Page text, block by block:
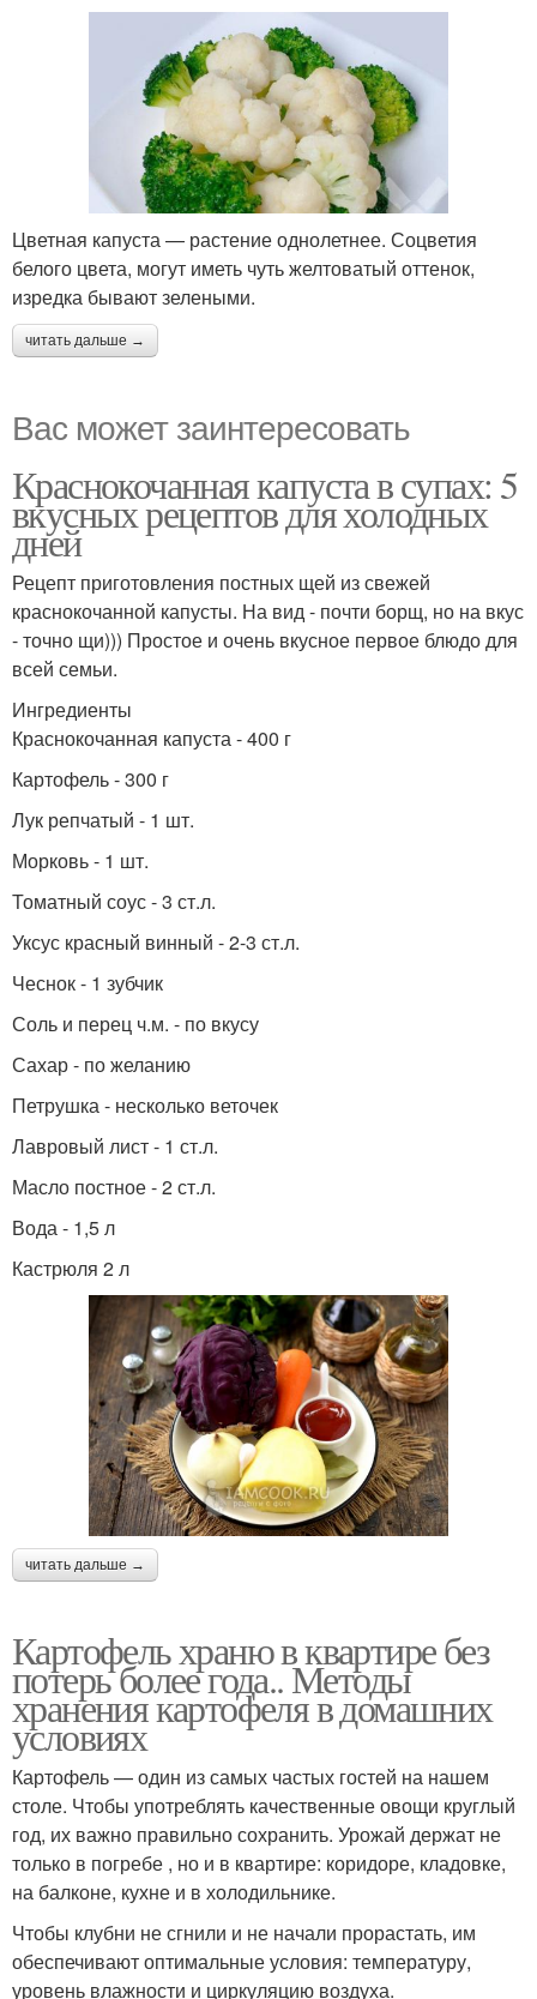
Цветная капуста — растение однолетнее. Соцветия
белого цвета, могут иметь чуть желтоватый оттенок,
изредка бывают зелеными.
читать дальше →
Вас может заинтересовать
Краснокочанная капуста в супах: 5
вкусных рецептов для холодных
дней
Рецепт приготовления постных щей из свежей
краснокочанной капусты. На вид - почти борщ, но на вкус
- точно щи))) Простое и очень вкусное первое блюдо для
всей семьи.
Ингредиенты
Краснокочанная капуста - 400 г
Картофель - 300 г
Лук репчатый - 1 шт.
Морковь - 1 шт.
Томатный соус - 3 ст.л.
Уксус красный винный - 2-3 ст.л.
Чеснок - 1 зубчик
Соль и перец ч.м. - по вкусу
Сахар - по желанию
Петрушка - несколько веточек
Лавровый лист - 1 ст.л.
Масло постное - 2 ст.л.
Вода - 1,5 л
Кастрюля 2 л
читать дальше →
Картофель храню в квартире без
потерь более года.. Методы
хранения картофеля в домашних
условиях
Картофель — один из самых частых гостей на нашем
столе. Чтобы употреблять качественные овощи круглый
год, их важно правильно сохранить. Урожай держат не
только в погребе , но и в квартире: коридоре, кладовке,
на балконе, кухне и в холодильнике.
Чтобы клубни не сгнили и не начали прорастать, им
обеспечивают оптимальные условия: температуру,
уровень влажности и циркуляцию воздуха.